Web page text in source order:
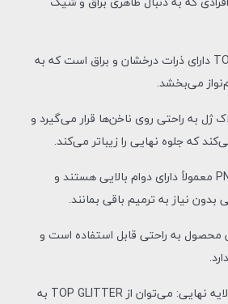
1. براقیت بالا: TOP GLITTER دارای ذرات درخشان و براق است که به
می‌بخشد.
ژل به راحتی روی ناخن‌ها قرار می‌گیرد و
که جلوه نهایی را زیباتر می‌کند.
3. دوام بالا: لاک ژل‌های PNS معمولاً دارای دوام بالایی هستند و
نیاز به ترمیم باقی بمانند.
محصول به راحتی قابل استفاده است و
5. قابل استفاده به عنوان لایه نهایی: می‌توان از TOP GLITTER به